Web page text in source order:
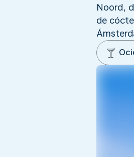
Noord,
de